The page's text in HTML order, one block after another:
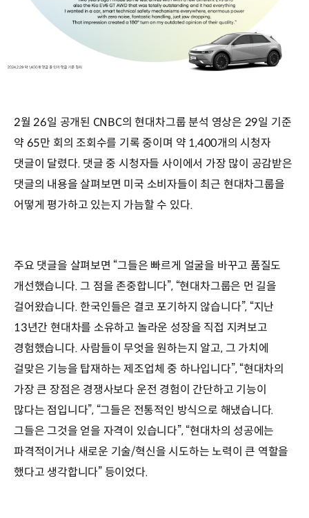
2월 26일 공개된 CNBC의 현대차그룹 분석 영상은 29일 기준
약 65만 회의 조회수를 기록 중이며 약 1,400개의 시청자
댓글이 달렸다. 댓글 중 시청자들 사이에서 가장 많이 공감받은
댓글의 내용을 살펴보면 미국 소비자들이 최근 현대차그룹을
어떻게 평가하고 있는지 가늠할 수 있다.
주요 댓글을 살펴보면 “그들은 빠르게 얼굴을 바꾸고 품질도
개선했습니다. 그 점을 존중합니다”, “현대차그룹은 먼 길을
걸어왔습니다. 한국인들은 결코 포기하지 않습니다”, “지난
13년간 현대차를 소유하고 놀라운 성장을 직접 지켜보고
경험했습니다. 사람들이 무엇을 원하는지 알고, 그 가치에
걸맞은 기능을 탑재하는 제조업체 중 하나입니다”, “현대차의
가장 큰 장점은 경쟁사보다 운전 경험이 간단하고 기능이
많다는 점입니다”, “그들은 전통적인 방식으로 해냈습니다.
그들은 그것을 얻을 자격이 있습니다”, “현대차의 성공에는
파격적이거나 새로운 기술/혁신을 시도하는 노력이 큰 역할을
했다고 생각합니다” 등이었다.